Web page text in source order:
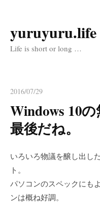
コ
ン
ス
キ
ッ
プ
yuruyuru.life
Life is short or long …
2016/07/29
Windows 10
最後だね。
いろいろ物議を醸し出し
ト。
パソコンのスペックにも
ンは概ね好調。